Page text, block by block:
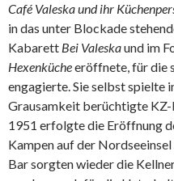
Café Valeska und ihr
in das unter Blockade
Kabarett Bei Valeskaund im
Hexenkücheeröffnete, für die
engagierte. Sie selbst spielte
Grausamkeit berüchtigte KZ-
1951 erfolgte die Eröffnung
Kampen auf der
Bar sorgten wieder die